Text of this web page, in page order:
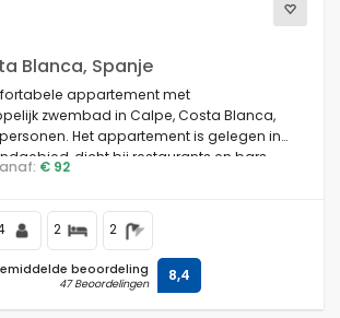
Blanca, Spanje
appartement met
zwembad in Calpe, Costa Blanca,
Het appartement is gelegen in
dicht bij restaurants en bars,
en ligt op 100 m van Playa
€ 92
2 2
beoordeling
47 Beoordelingen 8,4